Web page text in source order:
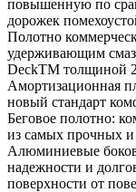
повышенную по
дорожек
Полотно
удерживающим
DeckTM толщиной
Амортизационная
новый стандарт
Беговое полотно:
из самых прочных
Алюминиевые
надежности и
поверхности от